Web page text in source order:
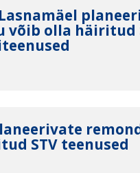
olla häiritud
STV teenused